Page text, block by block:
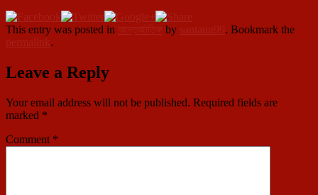
This entry was posted in আন্তর্জাতিক by santanu99. Bookmark the
permalink.
Leave a Reply
Your email address will not be published. Required fields are
marked *
Comment *